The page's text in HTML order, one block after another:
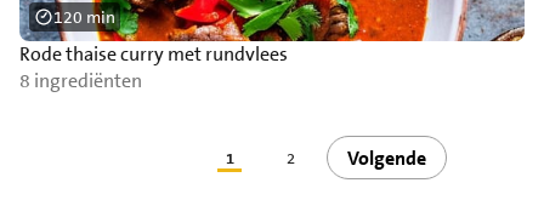
Rode thaise curry met rundvlees
8 ingrediënten
120 min
1 2 Volgende